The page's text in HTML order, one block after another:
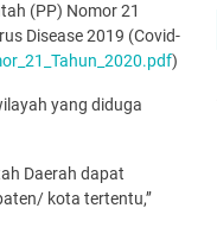
(PP) Nomor 21
Disease 2019 (Covid-
)
yang diduga
Daerah dapat
kota tertentu,’’